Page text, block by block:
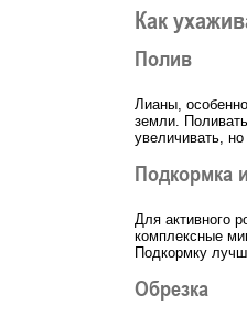
Как
Полив
Лианы,
земли.
увеличивать,
Подкормка
Для активного
комплексные
Подкормку
Обрезка